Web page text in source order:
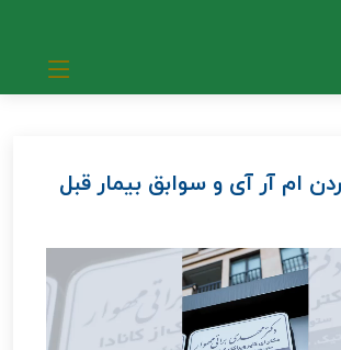
ام آر آی و سوابق بیمار قبل